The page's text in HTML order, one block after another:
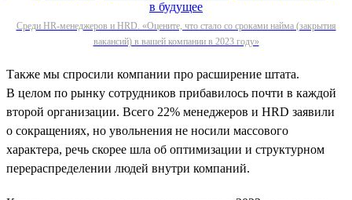
Среди HR-менеджеров и HRD. «Оцените, что стало со сроками найма (закрытия
вакансий) в вашей компании в 2023 году»
Также мы спросили компании про расширение штата.
В целом по рынку сотрудников прибавилось почти в каждой
второй организации. Всего 22% менеджеров и HRD заявили
о сокращениях, но увольнения не носили массового
характера, речь скорее шла об оптимизации и структурном
перераспределении людей внутри компаний.